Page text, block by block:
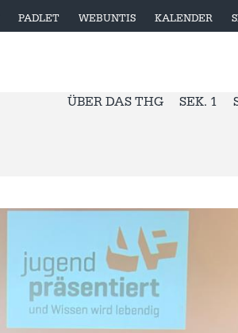
PADLET WEBUNTIS KALENDER
ÜBER DAS THG SEK. 1